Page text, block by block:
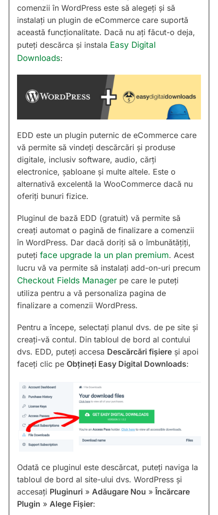
comenzii în WordPress este să alegeți și să
instalați un plugin de eCommerce care suportă
această funcționalitate. Dacă nu ați făcut-o deja,
puteți descărca și instala Easy Digital
Downloads:
EDD este un plugin puternic de eCommerce care
vă permite să vindeți descărcări și produse
digitale, inclusiv software, audio, cărți
electronice, șabloane și multe altele. Este o
alternativă excelentă la WooCommerce dacă nu
oferiți bunuri fizice.
Pluginul de bază EDD (gratuit) vă permite să
creați automat o pagină de finalizare a comenzii
în WordPress. Dar dacă doriți să o îmbunătățiți,
puteți face upgrade la un plan premium. Acest
lucru vă va permite să instalați add-on-uri precum
Checkout Fields Manager pe care le puteți
utiliza pentru a vă personaliza pagina de
finalizare a comenzii WordPress.
Pentru a începe, selectați planul dvs. de pe site și
creați-vă contul. Din tabloul de bord al contului
dvs. EDD, puteți accesa Descărcări fișiere și apoi
faceți clic pe Obțineți Easy Digital Downloads:
Odată ce pluginul este descărcat, puteți naviga la
tabloul de bord al site-ului dvs. WordPress și
accesați Pluginuri » Adăugare Nou »Încărcare
Plugin » Alege Fișier: